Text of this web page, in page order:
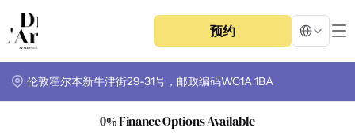
预约
Select
伦敦霍尔本新牛津街29-31号，邮政编码WC1A 1BA
0% Finance Options Available